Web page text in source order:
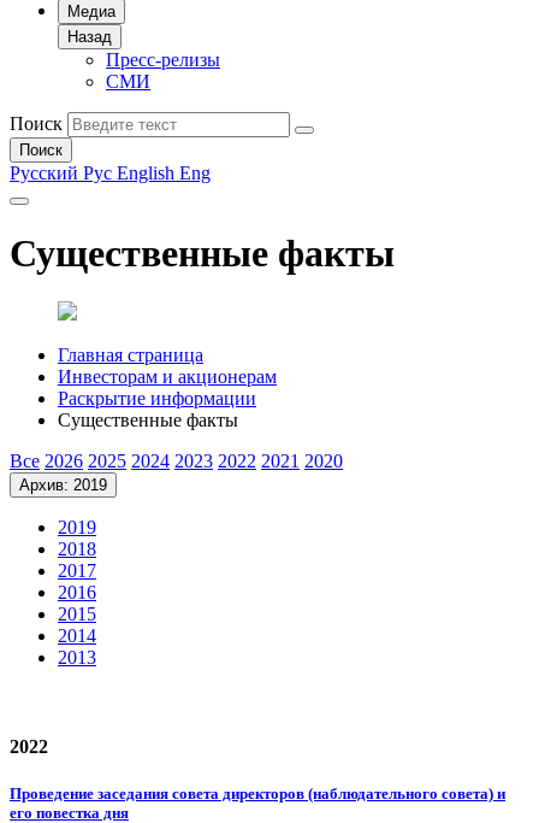
Медиа
Назад
Пресс-релизы
СМИ
Поиск
Поиск
Русский Рус English Eng
Существенные факты
Главная страница
Инвесторам и акционерам
Раскрытие информации
Существенные факты
Все 2026 2025 2024 2023 2022 2021 2020
Архив: 2019
2019
2018
2017
2016
2015
2014
2013
2022
Проведение заседания совета директоров (наблюдательного совета) и
его повестка дня